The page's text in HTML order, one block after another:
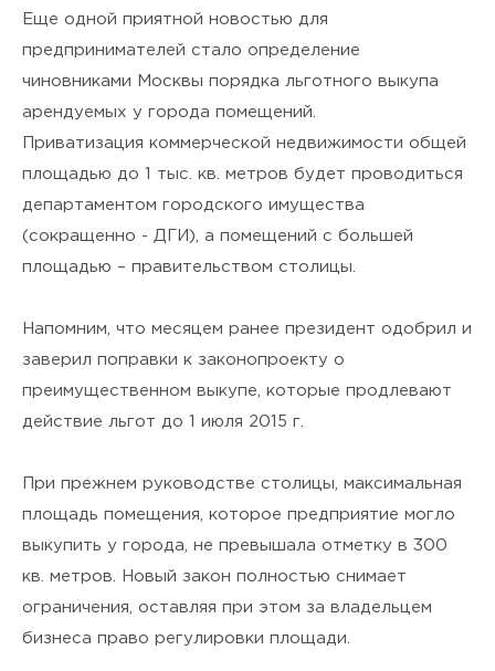
Еще одной приятной новостью для
предпринимателей стало определение
чиновниками Москвы порядка льготного выкупа
арендуемых у города помещений.
Приватизация коммерческой недвижимости общей
площадью до 1 тыс. кв. метров будет проводиться
департаментом городского имущества
(сокращенно - ДГИ), а помещений с большей
площадью – правительством столицы.
Напомним, что месяцем ранее президент одобрил и
заверил поправки к законопроекту о
преимущественном выкупе, которые продлевают
действие льгот до 1 июля 2015 г.
При прежнем руководстве столицы, максимальная
площадь помещения, которое предприятие могло
выкупить у города, не превышала отметку в 300
кв. метров. Новый закон полностью снимает
ограничения, оставляя при этом за владельцем
бизнеса право регулировки площади.